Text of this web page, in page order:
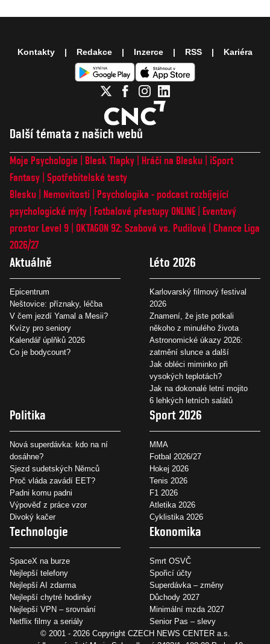
Další témata z našich webů
Moje Psychologie Blesk Tlapky Hráči na Blesku
iSport
Fantasy Spotřebitelské testy
Blesku
Nemovitosti
Psychologika - podcast rozbíjející
psychologické mýty
Fotbalové přestupy ONLINE
Eventový
prostor Level 9 OKTAGON 92: Szabová vs. Pudilová
Chance Liga
2026/27
Aktuálně
Epicentrum
Neštovice: příznaky, léčba
V čem jezdí Yamal a Mesii?
Kvízy pro seniory
Kalendář úplňků 2026
Co je bodycount?
Léto 2026
Karlovarský filmový festival
2026
Znamení, že jste potkali
někoho z minulého života
Astronomické úkazy 2026:
zatmění slunce a další
Jak obléci miminko při
vysokých teplotách?
Jak na dokonalé letní mojito
6 lehkých letních salátů
Politika
Nová superdávka: kdo na ní
dosáhne?
Sjezd sudetských Němců
Proč vláda zavádí EET?
Padni komu padni
Výpověď z práce vzor
Divoký kačer
Sport 2026
MMA
Fotbal 2026/27
Hokej 2026
Tenis 2026
F1 2026
Atletika 2026
Cyklistika 2026
Technologie
SpaceX na burze
Nejlepší telefony
Nejlepší AI zdarma
Nejlepší chytré hodinky
Nejlepší VPN – srovnání
Netflix filmy a seriály
Ekonomika
Smrt OSVČ
Spořicí účty
Superdávka – změny
Důchody 2027
Minimální mzda 2027
Senior Pas – slevy
Kontakty Redakce Inzerce RSS Kariéra
© 2001 - 2026 Copyright CZECH NEWS CENTER a.s.